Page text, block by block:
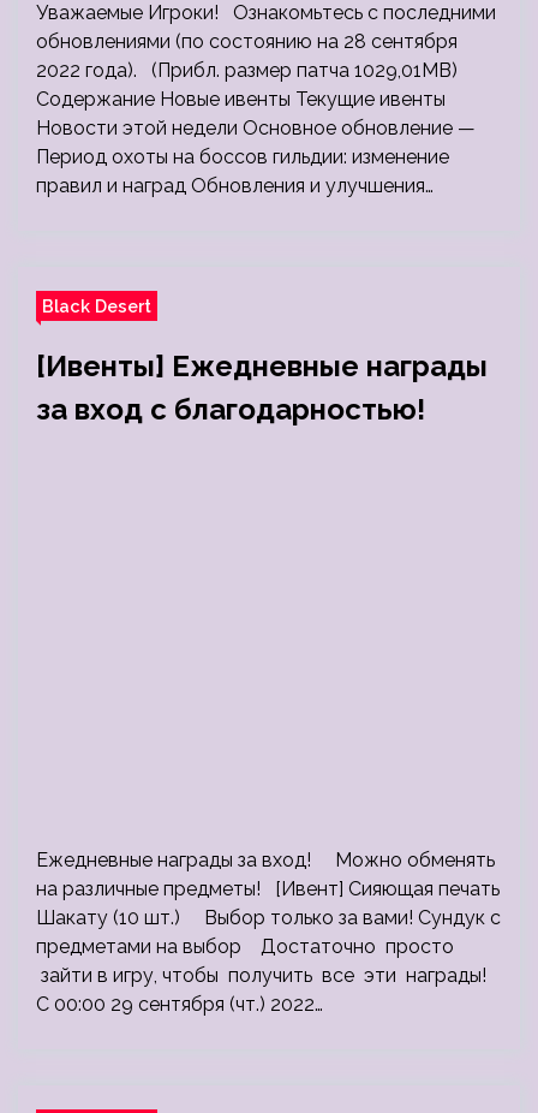
Уважаемые Игроки! Ознакомьтесь с последними
обновлениями (по состоянию на 28 сентября
2022 года). (Прибл. размер патча 1029,01MB)
Содержание Новые ивенты Текущие ивенты
Новости этой недели Основное обновление —
Период охоты на боссов гильдии: изменение
правил и наград Обновления и улучшения…
Black Desert
[Ивенты] Ежедневные награды
за вход с благодарностью!
Ежедневные награды за вход! Можно обменять
на различные предметы! [Ивент] Сияющая печать
Шакату (10 шт.) Выбор только за вами! Сундук с
предметами на выбор Достаточно просто
зайти в игру, чтобы получить все эти награды!
С 00:00 29 сентября (чт.) 2022…